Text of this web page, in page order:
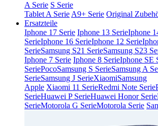
A Serie S Serie
Tablet A Serie A9+ Serie Original
Ersatzteile
Iphone 17 Serie Iphone 13 SerieIphone
SerieIphone 16 SerieIphone 12 Serie
SerieSamsung S21 SerieSamsung S23
Iphone 7 Serie Iphone 8 SerieIphone SE
SeriePocoSamsung S SerieSamsung A
SerieSamsung J SerieXiaomiSamsung
Apple Xiaomi 11 SerieRedmi Note Serie
SerieHuawei P SerieHuawei Honor Serie
SerieMotorola G SerieMotorola Serie